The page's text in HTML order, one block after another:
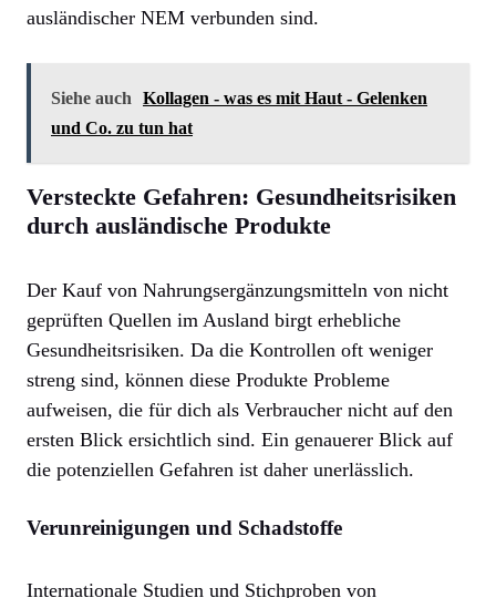
ausländischer NEM verbunden sind.
Siehe auch
Kollagen - was es mit Haut - Gelenken
und Co. zu tun hat
Versteckte Gefahren: Gesundheitsrisiken
durch ausländische Produkte
Der Kauf von Nahrungsergänzungsmitteln von nicht
geprüften Quellen im Ausland birgt erhebliche
Gesundheitsrisiken. Da die Kontrollen oft weniger
streng sind, können diese Produkte Probleme
aufweisen, die für dich als Verbraucher nicht auf den
ersten Blick ersichtlich sind. Ein genauerer Blick auf
die potenziellen Gefahren ist daher unerlässlich.
Verunreinigungen und Schadstoffe
Internationale Studien und Stichproben von